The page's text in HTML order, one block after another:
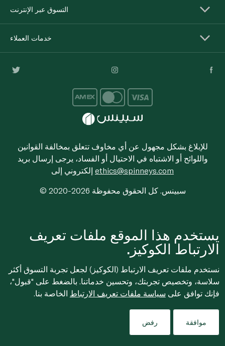
التسوق عبر الإنترنت
خدمات العملاء
للإبلاغ بشكل مجهول عن أي مخاوف تتعلق بمخالفة القوانين
واللوائح أو الاشتباه في الاحتيال أو الفساد، يرجى إرسال بريد
ethics@spinneys.com
© 2020-2026 سبينس. كل الحقوق محفوظة
يستخدم هذا الموقع ملفات تعريف
الارتباط الكوكيز.
نستخدم ملفات تعريف الارتباط (الكوكيز) لجعل تجربة التسوق أكثر
سلاسة، وتخصيص تجربتك، وتحسين خدماتنا. بالضغط على "قبول"،
فإنك توافق على سياسة ملفات تعريف الارتباط الخاصة بنا.
موافقة رفض